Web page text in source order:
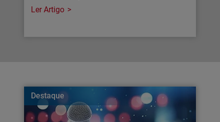
Ler Artigo
Destaque